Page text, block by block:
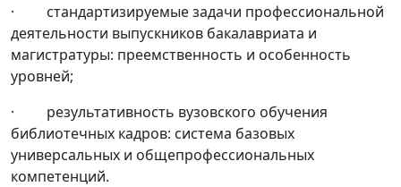
· стандартизируемые задачи профессиональной
деятельности выпускников бакалавриата и
магистратуры: преемственность и особенность
уровней;
· результативность вузовского обучения
библиотечных кадров: система базовых
универсальных и общепрофессиональных
компетенций.